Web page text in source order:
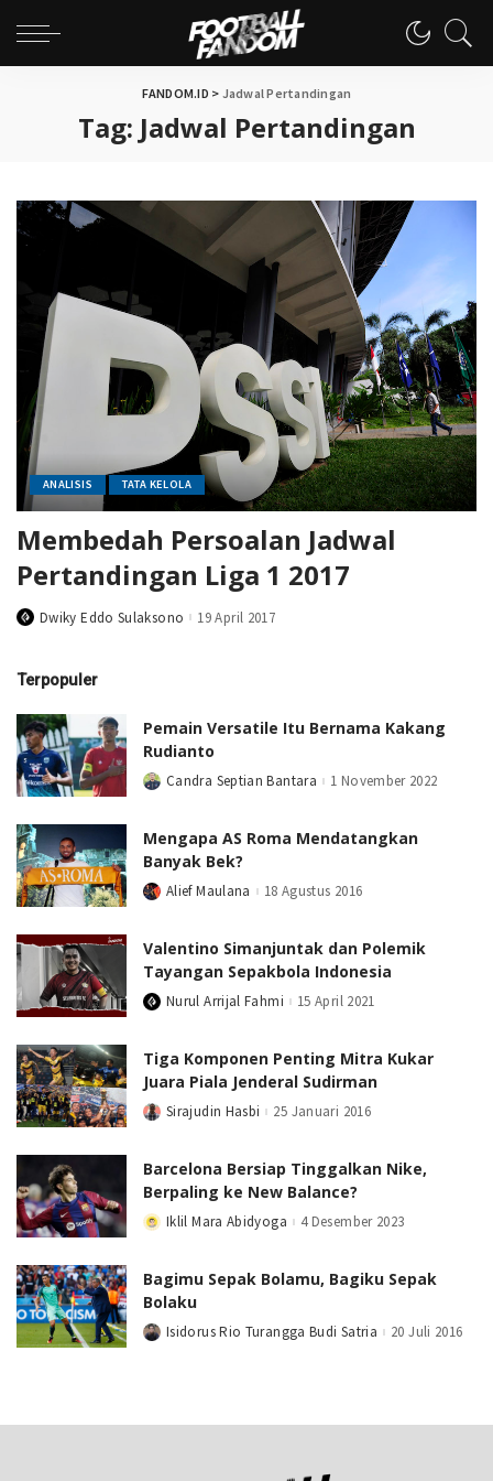
FANDOM.ID > Jadwal Pertandingan
Tag: Jadwal Pertandingan
ANALISIS TATA KELOLA
Membedah Persoalan Jadwal
Pertandingan Liga 1 2017
PostedDwiky Eddo Sulaksono 19 April 2017
Terpopuler
Pemain Versatile Itu Bernama Kakang
Rudianto
PostedCandra Septian Bantara 1 November 2022
Mengapa AS Roma Mendatangkan
Banyak Bek?
PostedAlief Maulana 18 Agustus 2016
Valentino Simanjuntak dan Polemik
Tayangan Sepakbola Indonesia
PostedNurul Arrijal Fahmi 15 April 2021
Tiga Komponen Penting Mitra Kukar
Juara Piala Jenderal Sudirman
PostedSirajudin Hasbi 25 Januari 2016
Barcelona Bersiap Tinggalkan Nike,
Berpaling ke New Balance?
PostedIklil Mara Abidyoga 4 Desember 2023
Bagimu Sepak Bolamu, Bagiku Sepak
Bolaku
PostedIsidorus Rio Turangga Budi Satria 20 Juli 2016